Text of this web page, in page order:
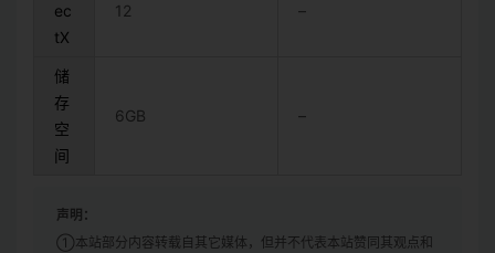
ec
tX
12 –
储
存
空
间
6GB –
声明：
①本站部分内容转载自其它媒体，但并不代表本站赞同其观点和